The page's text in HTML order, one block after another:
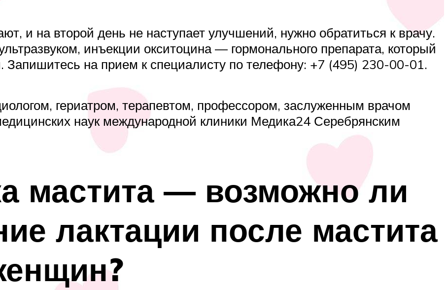
и на второй день не наступает улучшений, нужно обратиться к врачу.
инъекции окситоцина — гормонального препарата, который
Запишитесь на прием к специалисту по телефону: +7 (495) 230-00-01.
гериатром, терапевтом, профессором, заслуженным врачом
наук международной клиники Медика24 Серебрянским
мастита — возможно ли
лактации после мастита